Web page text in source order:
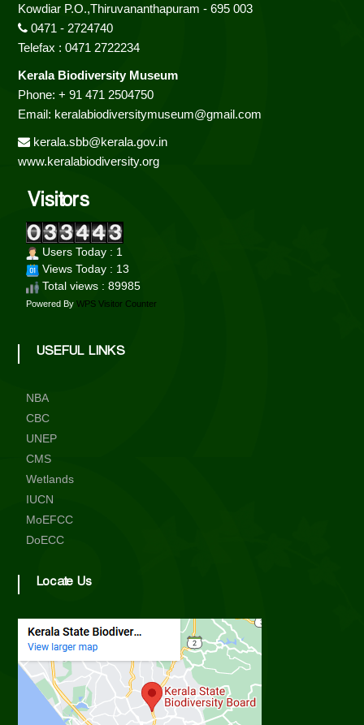
d
Kowdiar P.O.,Thiruvananthapuram - 695 003
0471 - 2724740
Telefax : 0471 2722234
Kerala Biodiversity Museum
Phone: + 91 471 2504750
Email: keralabiodiversitymuseum@gmail.com
kerala.sbb@kerala.gov.in
www.keralabiodiversity.org
Visitors
Users Today : 1
Views Today : 13
Total views : 89985
Powered By WPS Visitor Counter
USEFUL LINKS
NBA
CBC
UNEP
CMS
Wetlands
IUCN
MoEFCC
DoECC
Locate Us